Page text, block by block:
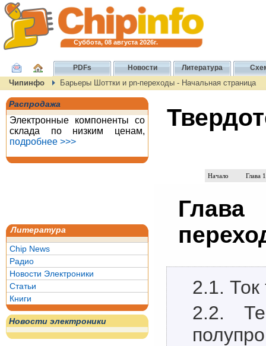
Суббота, 08 августа 2026г.
PDFs Новости Литература
Чипинфо Барьеры Шоттки и pn-переходы - Начальная страница
Распродажа
Электронные компоненты со
склада по низким ценам,
подробнее >>>
Литература
Chip News
Радио
Новости Электроники
Статьи
Книги
Новости электроники
Начало Глава 1
2.1. Ток
2.2.